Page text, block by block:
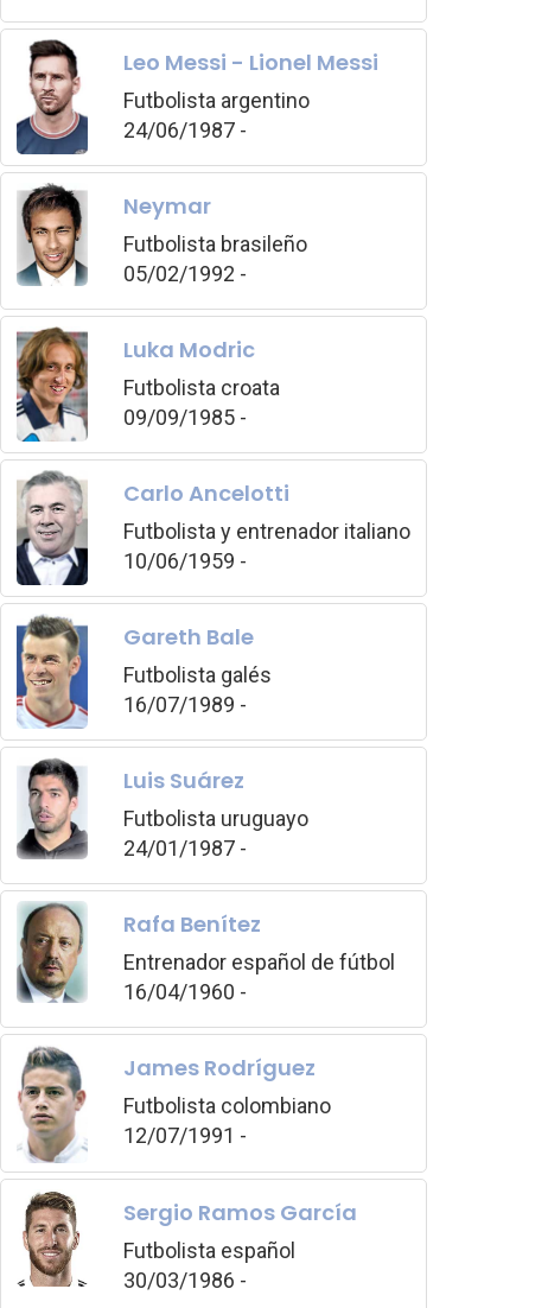
Leo Messi - Lionel Messi
Futbolista argentino
24/06/1987 -
Neymar
Futbolista brasileño
05/02/1992 -
Luka Modric
Futbolista croata
09/09/1985 -
Carlo Ancelotti
Futbolista y entrenador italiano
10/06/1959 -
Gareth Bale
Futbolista galés
16/07/1989 -
Luis Suárez
Futbolista uruguayo
24/01/1987 -
Rafa Benítez
Entrenador español de fútbol
16/04/1960 -
James Rodríguez
Futbolista colombiano
12/07/1991 -
Sergio Ramos García
Futbolista español
30/03/1986 -